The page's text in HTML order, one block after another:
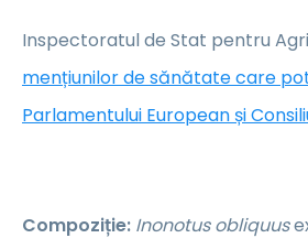
Inspectoratul de Stat pentru
mențiunilor de sănătate care
Parlamentului European și
Compoziție: Inonotus obliquus